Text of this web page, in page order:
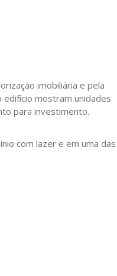
imobiliária e pela
edifício mostram unidades
para investimento.
com lazer e em uma das